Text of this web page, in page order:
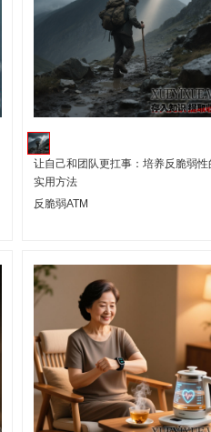
让自己和团队更扛事：培养反脆弱性
实用方法
反脆弱ATM